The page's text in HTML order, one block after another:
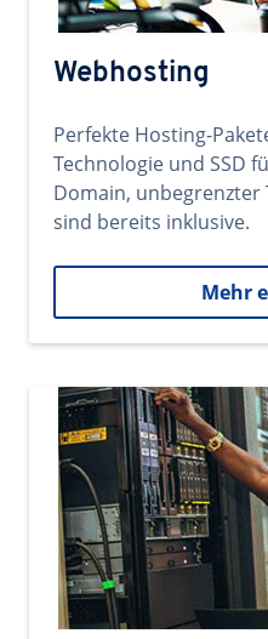
Webhosting
Perfekte Hosting-
Technologie und SSD
Domain, unbegrenzter
sind bereits inklusive.
Mehr